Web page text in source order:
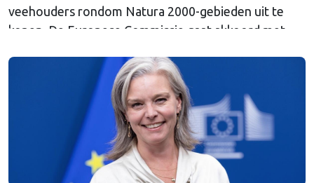
veehouders rondom Natura 2000-gebieden uit te
kopen. De Europese Commissie gaat akkoord met